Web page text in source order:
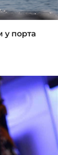
у порта